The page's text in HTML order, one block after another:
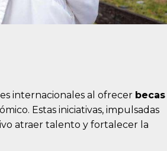
internacionales al ofrecer becas
Estas iniciativas, impulsadas
atraer talento y fortalecer la